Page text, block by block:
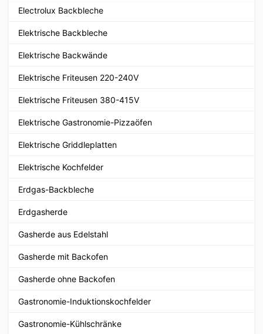
Electrolux Backbleche
Elektrische Backbleche
Elektrische Backwände
Elektrische Friteusen 220-240V
Elektrische Friteusen 380-415V
Elektrische Gastronomie-Pizzaöfen
Elektrische Griddleplatten
Elektrische Kochfelder
Erdgas-Backbleche
Erdgasherde
Gasherde aus Edelstahl
Gasherde mit Backofen
Gasherde ohne Backofen
Gastronomie-Induktionskochfelder
Gastronomie-Kühlschränke